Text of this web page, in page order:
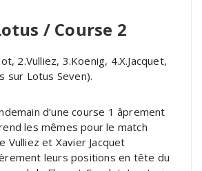
/ Course 2
2.Vulliez, 3.Koenig, 4.X.Jacquet,
sur Lotus Seven).
d’une course 1 âprement
les mêmes pour le match
Vulliez et Xavier Jacquet
leurs positions en tête du